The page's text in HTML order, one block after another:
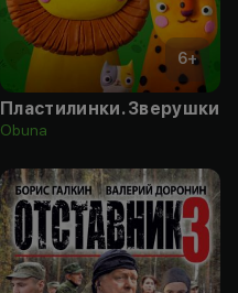
6+
Пластилинки. Зверушки
Obuna